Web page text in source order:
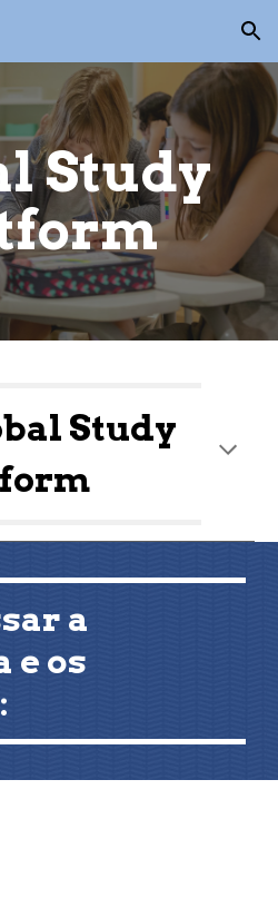
Skip to navigation
Study
Study
a
e os